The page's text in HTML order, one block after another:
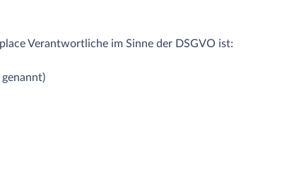
Verantwortliche im Sinne der DSGVO ist: